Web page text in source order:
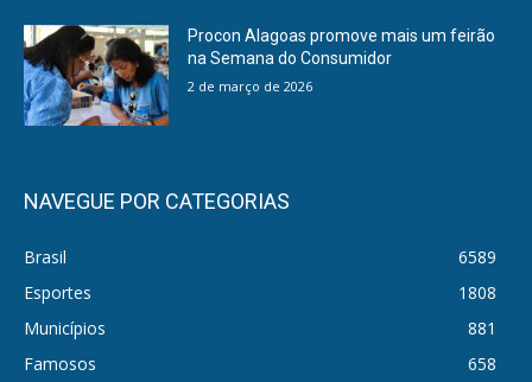
Procon Alagoas promove mais um feirão
na Semana do Consumidor
2 de março de 2026
NAVEGUE POR CATEGORIAS
Brasil
6589
Esportes
1808
Municípios
881
Famosos
658